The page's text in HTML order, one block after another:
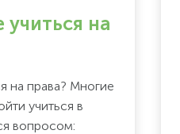
учиться на
на права? Многие
учиться в
вопросом: